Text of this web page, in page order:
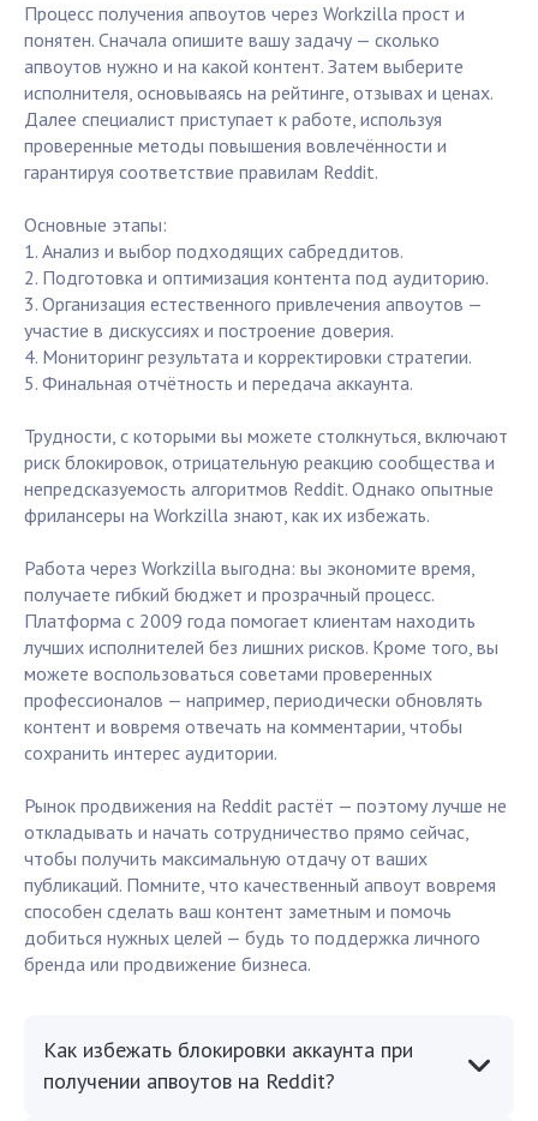
Процесс получения апвоутов через Workzilla прост и
понятен. Сначала опишите вашу задачу — сколько
апвоутов нужно и на какой контент. Затем выберите
исполнителя, основываясь на рейтинге, отзывах и ценах.
Далее специалист приступает к работе, используя
проверенные методы повышения вовлечённости и
гарантируя соответствие правилам Reddit.
Основные этапы:
1. Анализ и выбор подходящих сабреддитов.
2. Подготовка и оптимизация контента под аудиторию.
3. Организация естественного привлечения апвоутов —
участие в дискуссиях и построение доверия.
4. Мониторинг результата и корректировки стратегии.
5. Финальная отчётность и передача аккаунта.
Трудности, с которыми вы можете столкнуться, включают
риск блокировок, отрицательную реакцию сообщества и
непредсказуемость алгоритмов Reddit. Однако опытные
фрилансеры на Workzilla знают, как их избежать.
Работа через Workzilla выгодна: вы экономите время,
получаете гибкий бюджет и прозрачный процесс.
Платформа с 2009 года помогает клиентам находить
лучших исполнителей без лишних рисков. Кроме того, вы
можете воспользоваться советами проверенных
профессионалов — например, периодически обновлять
контент и вовремя отвечать на комментарии, чтобы
сохранить интерес аудитории.
Рынок продвижения на Reddit растёт — поэтому лучше не
откладывать и начать сотрудничество прямо сейчас,
чтобы получить максимальную отдачу от ваших
публикаций. Помните, что качественный апвоут вовремя
способен сделать ваш контент заметным и помочь
добиться нужных целей — будь то поддержка личного
бренда или продвижение бизнеса.
Как избежать блокировки аккаунта при
получении апвоутов на Reddit?